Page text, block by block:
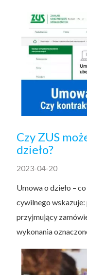
Czy ZUS
dzieło?
2023-04-20
Umowa o dzieło –
cywilnego wskazuje:
przyjmujący
wykonania